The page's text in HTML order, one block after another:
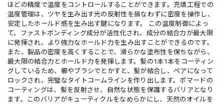
ほどの精度で温度をコントロールすることができます。充填工程での
温度管理は、ツヤを生み出す光の反射性を損なわずに密度を操作し、
安定したホールド感を生み出す鍵になります。 この温度制御によっ
て、ファストボンディング成分が活性化され、成分の結合力が最大限
に発揮され、より強力なホールド力を生み出すことができるのです。
また、製品の密度を高くすることで、滑らかな塗布性を保ちながら、
最大限の結合力とホールド力を発揮します。髪の1本1本をコーティン
グしているため、櫛やブラシでとかすと、髪が結合し、ペアになって
ロックされ、完璧なタイトコームラインを作り出します。ポマードの
コーティングは、髪を反射させ、自然な状態を保護するバリアとなり
ます。このバリアがキューティクルをなめらかにし、天然のオイルを